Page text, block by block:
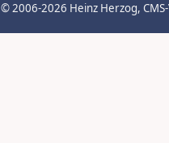
© 2006-2026 Heinz Herzog,